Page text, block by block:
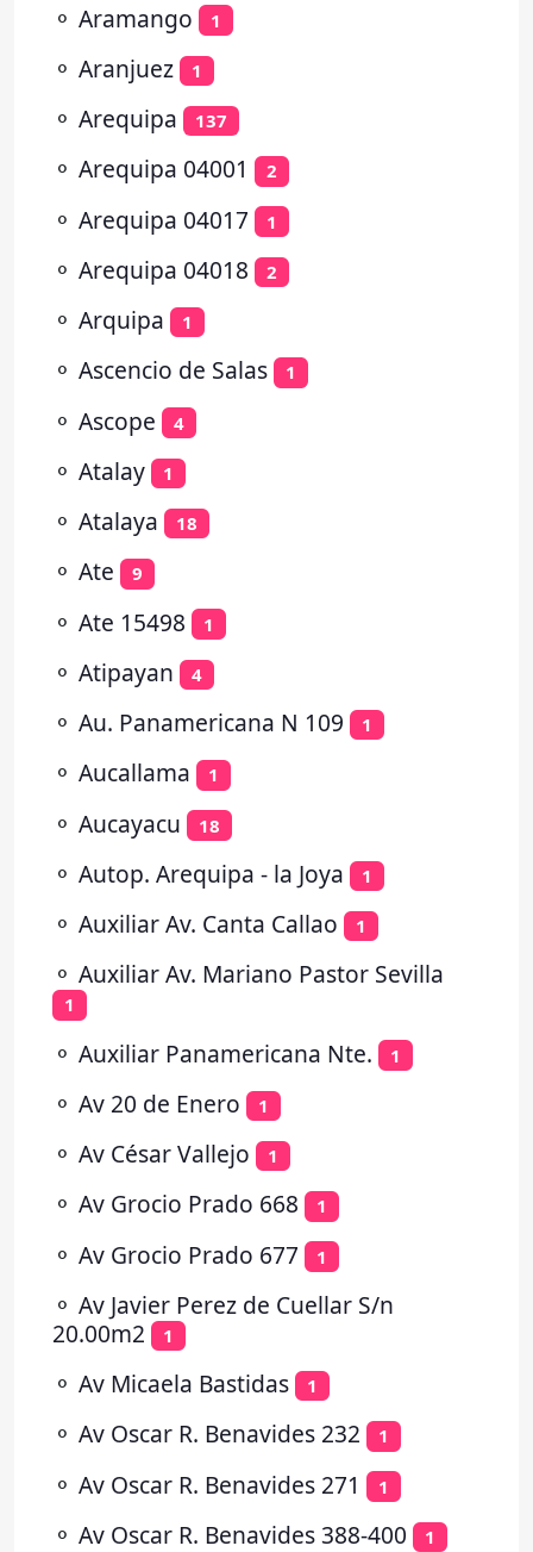
⚬ Aramango 1
⚬ Aranjuez 1
⚬ Arequipa 137
⚬ Arequipa 04001 2
⚬ Arequipa 04017 1
⚬ Arequipa 04018 2
⚬ Arquipa 1
⚬ Ascencio de Salas 1
⚬ Ascope 4
⚬ Atalay 1
⚬ Atalaya 18
⚬ Ate 9
⚬ Ate 15498 1
⚬ Atipayan 4
⚬ Au. Panamericana N 109 1
⚬ Aucallama 1
⚬ Aucayacu 18
⚬ Autop. Arequipa - la Joya 1
⚬ Auxiliar Av. Canta Callao 1
⚬ Auxiliar Av. Mariano Pastor Sevilla
1
⚬ Auxiliar Panamericana Nte. 1
⚬ Av 20 de Enero 1
⚬ Av César Vallejo 1
⚬ Av Grocio Prado 668 1
⚬ Av Grocio Prado 677 1
⚬ Av Javier Perez de Cuellar S/n
20.00m2
1
⚬ Av Micaela Bastidas 1
⚬ Av Oscar R. Benavides 232 1
⚬ Av Oscar R. Benavides 271 1
⚬ Av Oscar R. Benavides 388-400 1